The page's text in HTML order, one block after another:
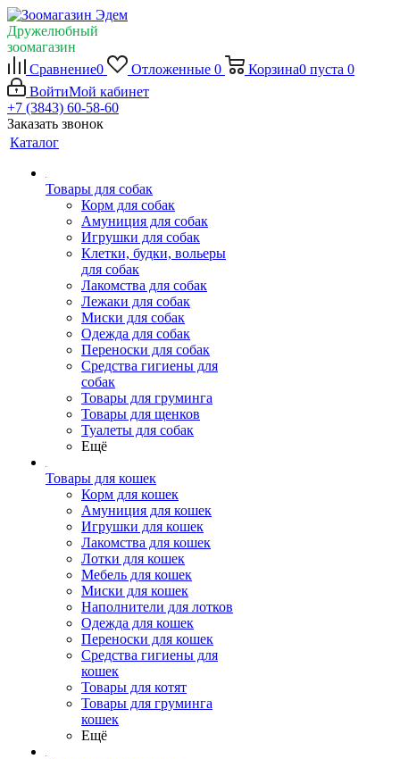
Дружелюбный
зоомагазин
Сравнение0 Отложенные 0 Корзина0 пуста 0
ВойтиМой кабинет
+7 (3843) 60-58-60
Заказать звонок
Каталог
Товары для собак
Корм для собак
Амуниция для собак
Игрушки для собак
Клетки, будки, вольеры
для собак
Лакомства для собак
Лежаки для собак
Миски для собак
Одежда для собак
Переноски для собак
Средства гигиены для
собак
Товары для груминга
Товары для щенков
Туалеты для собак
Ещё
Товары для кошек
Корм для кошек
Амуниция для кошек
Игрушки для кошек
Лакомства для кошек
Лотки для кошек
Мебель для кошек
Миски для кошек
Наполнители для лотков
Одежда для кошек
Переноски для кошек
Средства гигиены для
кошек
Товары для котят
Товары для груминга
кошек
Ещё